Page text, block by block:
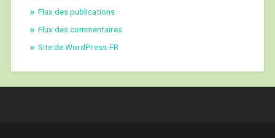
Flux des publications
Flux des commentaires
Site de WordPress-FR